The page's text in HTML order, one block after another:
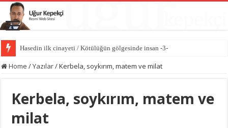
Hasedin ilk cinayeti / Kötülüğün gölgesinde insan -3-
Home /Yazılar/Kerbela, soykırım, matem ve milat
Kerbela, soykırım, matem ve
milat